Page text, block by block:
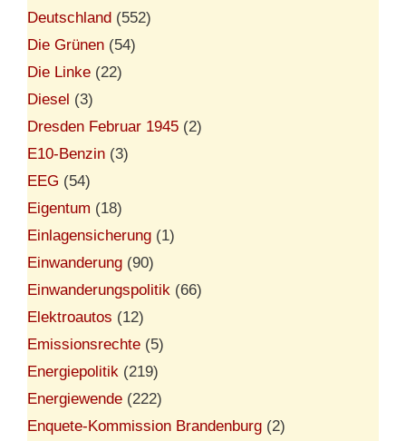
Deutschland (552)
Die Grünen (54)
Die Linke (22)
Diesel (3)
Dresden Februar 1945 (2)
E10-Benzin (3)
EEG (54)
Eigentum (18)
Einlagensicherung (1)
Einwanderung (90)
Einwanderungspolitik (66)
Elektroautos (12)
Emissionsrechte (5)
Energiepolitik (219)
Energiewende (222)
Enquete-Kommission Brandenburg (2)